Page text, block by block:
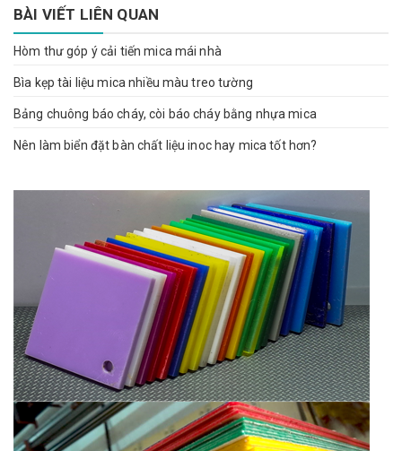
BÀI VIẾT LIÊN QUAN
Hòm thư góp ý cải tiến mica mái nhà
Bìa kẹp tài liệu mica nhiều màu treo tường
Bảng chuông báo cháy, còi báo cháy bằng nhựa mica
Nên làm biển đặt bàn chất liệu inoc hay mica tốt hơn?